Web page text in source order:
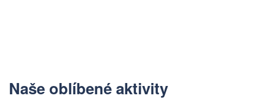
Naše oblíbené aktivity